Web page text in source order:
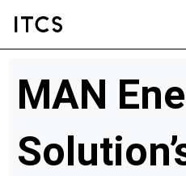
MAN